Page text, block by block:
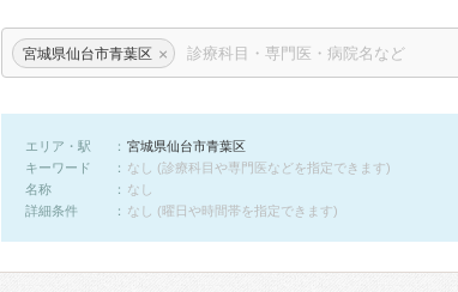
宮城県仙台市青葉区 ×
エリア・駅
宮城県仙台市青葉区
キーワード
なし (診療科目や専門医などを指定できます)
名称
なし
詳細条件
なし (曜日や時間帯を指定できます)